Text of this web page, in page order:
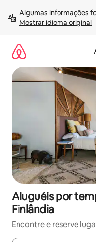
para
Mostrar idioma original
Aluguéis por
Finlândia
Encontre e reserve